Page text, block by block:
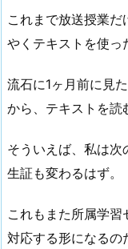
これまで放送授業だ
やくテキストを使っ
流石に1ヶ月前に見
から、テキストを読
そういえば、私は次
生証も変わるはず。
これもまた所属学
対応する形になるの